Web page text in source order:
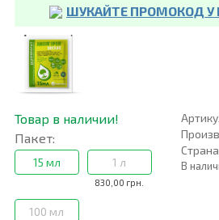
ШУКАЙТЕ ПРОМОКОД У
Товар в наличии!
Пакет:
15 мл
830,00 грн.
1 л
100 мл
В